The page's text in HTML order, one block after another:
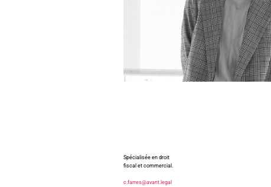
Spécialisée en droit
fiscal et commercial.
c.farres@avant.legal